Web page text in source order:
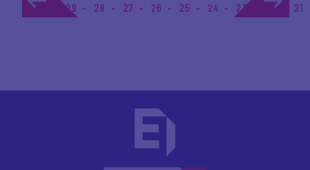
1... 29 28 27 26 25 24 23 22 21